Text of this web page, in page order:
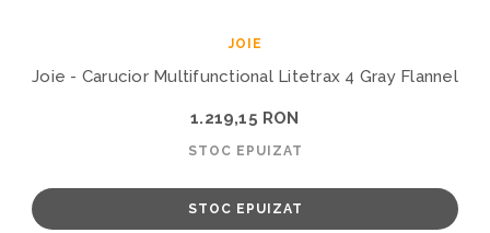
JOIE
Joie - Carucior Multifunctional Litetrax 4 Gray Flannel
1.219,15 RON
STOC EPUIZAT
STOC EPUIZAT